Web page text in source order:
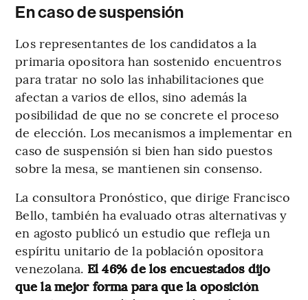
En caso de suspensión
Los representantes de los candidatos a la
primaria opositora han sostenido encuentros
para tratar no solo las inhabilitaciones que
afectan a varios de ellos, sino además la
posibilidad de que no se concrete el proceso
de elección. Los mecanismos a implementar en
caso de suspensión si bien han sido puestos
sobre la mesa, se mantienen sin consenso.
La consultora Pronóstico, que dirige Francisco
Bello, también ha evaluado otras alternativas y
en agosto publicó un estudio que refleja un
espíritu unitario de la población opositora
venezolana. El 46% de los encuestados dijo
que la mejor forma para que la oposición